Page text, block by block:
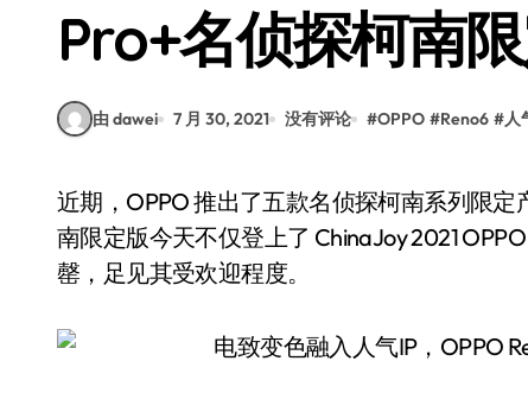
Pro+名侦探柯南
由 dawei 7 月 30, 2021 没有评论 #OPPO #Reno6 #人
近期，OPPO 推出了五款名侦探柯南系列限定产品，其中作为 C 位的 OPPO Reno6 Pro+ 名侦探柯
南限定版今天不仅登上了 ChinaJoy 2021
罄，足见其受欢迎程度。